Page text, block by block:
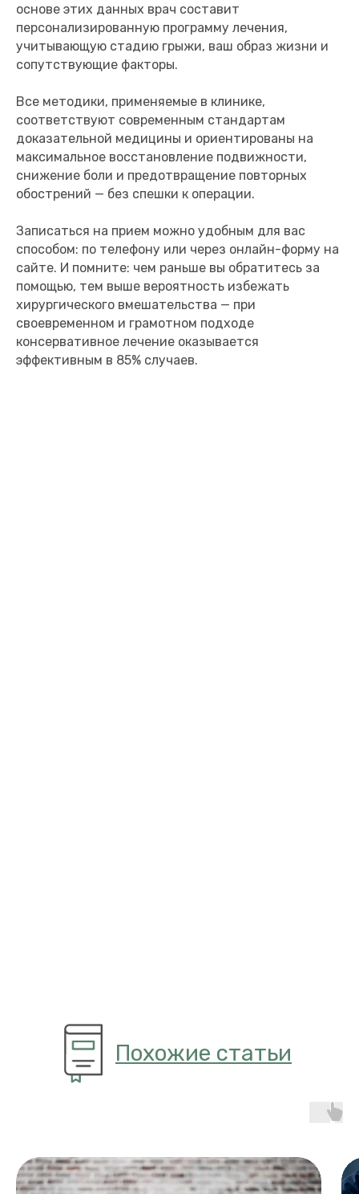
основе этих данных врач составит
персонализированную программу лечения,
учитывающую стадию грыжи, ваш образ жизни и
сопутствующие факторы.
Все методики, применяемые в клинике,
соответствуют современным стандартам
доказательной медицины и ориентированы на
максимальное восстановление подвижности,
снижение боли и предотвращение повторных
обострений — без спешки к операции.
Записаться на прием можно удобным для вас
способом: по телефону или через онлайн-форму на
сайте. И помните: чем раньше вы обратитесь за
помощью, тем выше вероятность избежать
хирургического вмешательства — при
своевременном и грамотном подходе
консервативное лечение оказывается
эффективным в 85% случаев.
Похожие статьи